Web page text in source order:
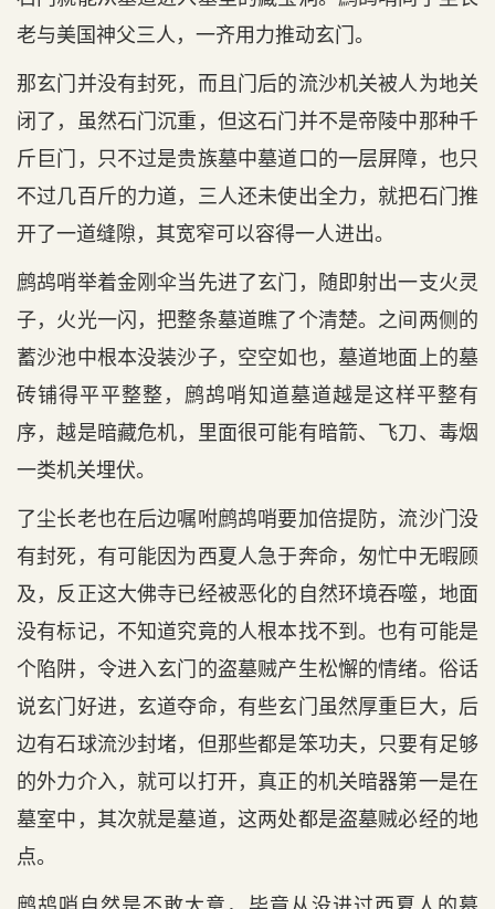
老与美国神父三人，一齐用力推动玄门。
那玄门并没有封死，而且门后的流沙机关被人为地关
闭了，虽然石门沉重，但这石门并不是帝陵中那种千
斤巨门，只不过是贵族墓中墓道口的一层屏障，也只
不过几百斤的力道，三人还未使出全力，就把石门推
开了一道缝隙，其宽窄可以容得一人进出。
鹧鸪哨举着金刚伞当先进了玄门，随即射出一支火灵
子，火光一闪，把整条墓道瞧了个清楚。之间两侧的
蓄沙池中根本没装沙子，空空如也，墓道地面上的墓
砖铺得平平整整，鹧鸪哨知道墓道越是这样平整有
序，越是暗藏危机，里面很可能有暗箭、飞刀、毒烟
一类机关埋伏。
了尘长老也在后边嘱咐鹧鸪哨要加倍提防，流沙门没
有封死，有可能因为西夏人急于奔命，匆忙中无暇顾
及，反正这大佛寺已经被恶化的自然环境吞噬，地面
没有标记，不知道究竟的人根本找不到。也有可能是
个陷阱，令进入玄门的盗墓贼产生松懈的情绪。俗话
说玄门好进，玄道夺命，有些玄门虽然厚重巨大，后
边有石球流沙封堵，但那些都是笨功夫，只要有足够
的外力介入，就可以打开，真正的机关暗器第一是在
墓室中，其次就是墓道，这两处都是盗墓贼必经的地
点。